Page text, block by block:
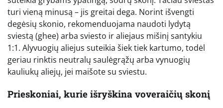
turi vieną minusą – jis greitai dega. Norint išvengti
degėsių skonio, rekomenduojama naudoti lydytą
sviestą (ghee) arba sviesto ir aliejaus mišinį santykiu
1:1. Alyvuogių aliejus suteikia šiek tiek kartumo, todėl
geriau rinktis neutralų saulėgrąžų arba vynuogių
kauliukų aliejų, jei maišote su sviestu.
Prieskoniai, kurie išryškina voveraičių skonį